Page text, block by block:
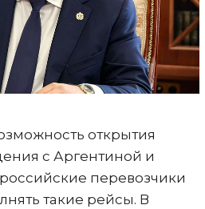
открытия
с Аргентиной и
перевозчики
такие рейсы. В